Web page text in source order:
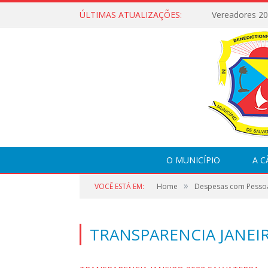
ÚLTIMAS ATUALIZAÇÕES: Vereadores
O MUNICÍPIO A
VOCÊ ESTÁ EM: Home » Despesas com
TRANSPARENCIA